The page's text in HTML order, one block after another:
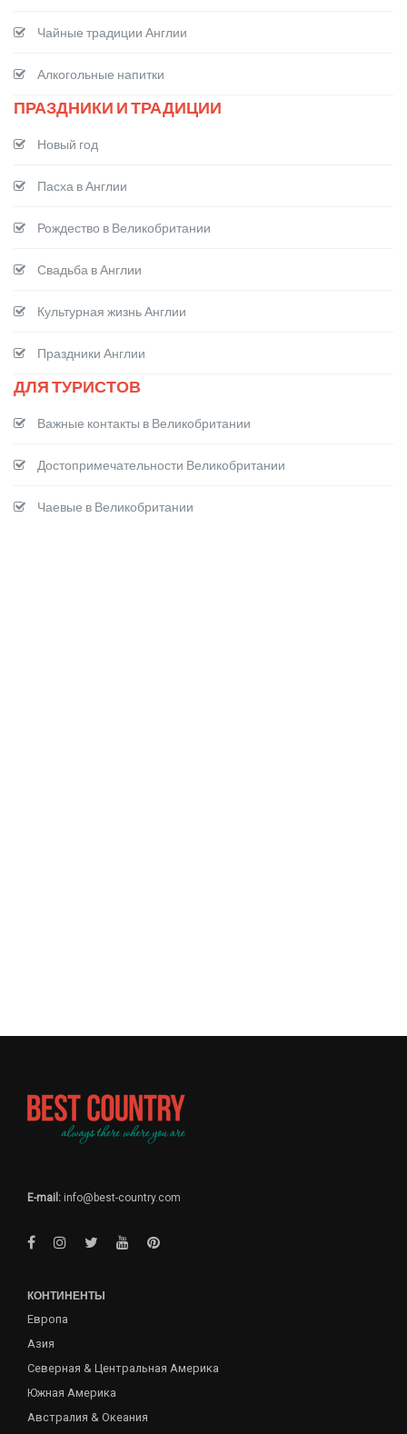
Чайные традиции Англии
Алкогольные напитки
ПРАЗДНИКИ И ТРАДИЦИИ
Новый год
Пасха в Англии
Рождество в Великобритании
Свадьба в Англии
Культурная жизнь Англии
Праздники Англии
ДЛЯ ТУРИСТОВ
Важные контакты в Великобритании
Достопримечательности Великобритании
Чаевые в Великобритании
E-mail: info@best-country.com
КОНТИНЕНТЫ
Европа
Азия
Северная & Центральная Америка
Южная Америка
Австралия & Океания